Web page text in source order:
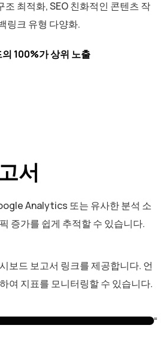
조 최적화, SEO 친화적인 콘텐츠 작
링크 유형 다양화.
100%가 상위 노출
서
Analytics 또는 유사한 분석 소
증가를 쉽게 추적할 수 있습니다.
보드 보고서 링크를 제공합니다. 언
여 지표를 모니터링할 수 있습니다.